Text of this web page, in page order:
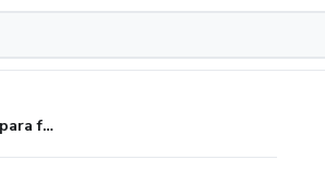
10 Brincadeiras para fazer com seu filho Autista